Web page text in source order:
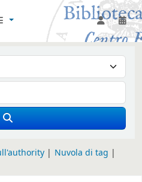
Española en
Nuvola di tag